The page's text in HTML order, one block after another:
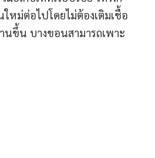
หม่ต่อไปโดยไม่ต้องเติมเชื้อ
ขึ้น บางขอนสามารถเพาะ